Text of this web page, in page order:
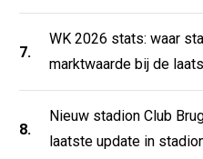
7.
WK 2026 stats: waar
marktwaarde bij de
8.
Nieuw stadion Club
laatste update in